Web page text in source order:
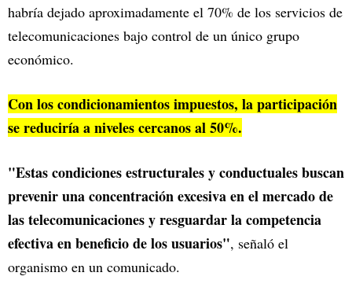
habría dejado aproximadamente el 70% de los servicios de
telecomunicaciones bajo control de un único grupo
económico.
Con los condicionamientos impuestos, la participación
se reduciría a niveles cercanos al 50%.
"Estas condiciones estructurales y conductuales buscan
prevenir una concentración excesiva en el mercado de
las telecomunicaciones y resguardar la competencia
efectiva en beneficio de los usuarios", señaló el
organismo en un comunicado.